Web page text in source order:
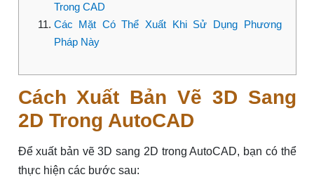
Trong CAD
Các Mặt Có Thể Xuất Khi Sử Dụng Phương
Pháp Này
Cách Xuất Bản Vẽ 3D Sang
2D Trong AutoCAD
Để xuất bản vẽ 3D sang 2D trong AutoCAD, bạn có thể
thực hiện các bước sau: